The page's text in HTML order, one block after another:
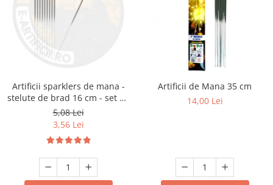
Artificii sparklers de mana -
stelute de brad 16 cm - set 10
buc
5,08 Lei
3,56 Lei
Artificii de Mana 35 cm
14,00 Lei